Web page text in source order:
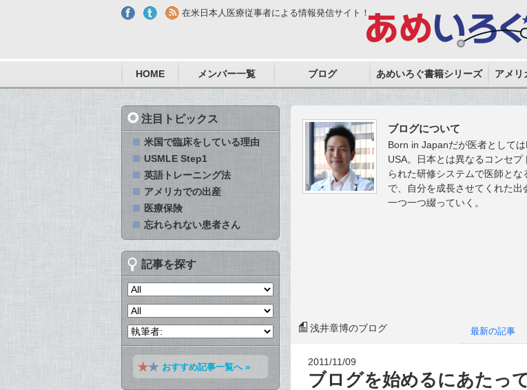
在米日本人医療従事者による情報発信サイト！
HOME メンバー一覧 ブログ あめいろぐ書籍シリーズ アメリ
ブログについて
Born in Japanだが医者として
USA。日本とは異なるコンセプ
られた研修システムで医師とな
で、自分を成長させてくれた出
一つ一つ綴っていく。
浅井章博のブログ 最新の記事
2011/11/09
ブログを始めるにあたっ
注目トピックス
米国で臨床をしている理由
USMLE Step1
英語トレーニング法
アメリカでの出産
医療保険
忘れられない患者さん
記事を探す
おすすめ記事一覧へ »